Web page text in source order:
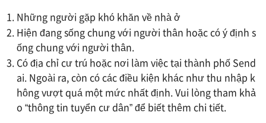
Những người gặp khó khăn về nhà ở
Hiện đang sống chung với người thân hoặc có ý định s
ống chung với người thân.
Có địa chỉ cư trú hoặc nơi làm việc tại thành phố Send
ai. Ngoài ra, còn có các điều kiện khác như thu nhập k
hông vượt quá một mức nhất định. Vui lòng tham khả
o “thông tin tuyển cư dân” để biết thêm chi tiết.